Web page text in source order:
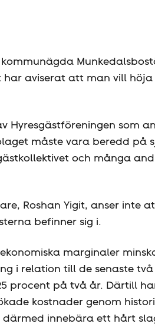
aviserat att man vill
Hyresgäst­föreningen som
måste vara beredd på
och många
Roshan Yigit, anser inte
befinner sig i.
marginaler
i relation till de senaste
procent på två år. Därtill
kostnader genom
därmed innebära ett hårt